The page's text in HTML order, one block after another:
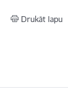
Drukāt lapu